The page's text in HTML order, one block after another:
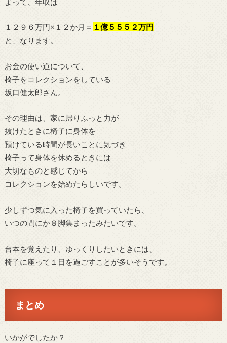
１２９６万円×１２か月＝ １億５５５２万円
と、なります。
お金の使い道について、
椅子をコレクションをしている
坂口健太郎さん。
その理由は、家に帰りふっと力が
抜けたときに椅子に身体を
預けている時間が長いことに気づき
椅子って身体を休めるときには
大切なものと感じてから
コレクションを始めたらしいです。
少しずつ気に入った椅子を買っていたら、
いつの間にか８脚集まったみたいです。
台本を覚えたり、ゆっくりしたいときには、
椅子に座って１日を過ごすことが多いそうです。
まとめ
いかがでしたか？